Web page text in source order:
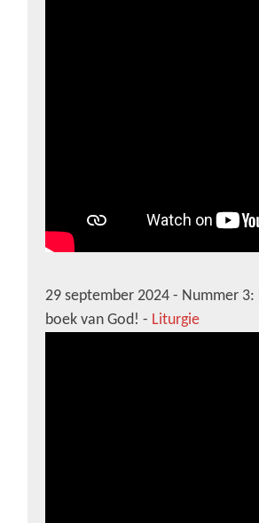
29 september 2024 - Nummer 3:
boek van God! - Liturgie